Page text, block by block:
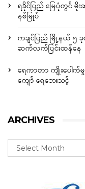
ရခိုင်ပြည် မြေပုံတွင် မို
နစ်မြုပ်
ကချင်ပြည် မြို့နယ် ၅ ခု
ဆက်လက်ပြင်းထန်နေ
ရေကာတာ ကျိုးပေါက်
ကျော် ရေဘေးသင့်
ARCHIVES